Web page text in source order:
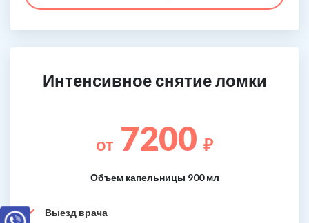
Интенсивное снятие ломки
от 7200 ₽
Объем капельницы 900 мл
Выезд врача